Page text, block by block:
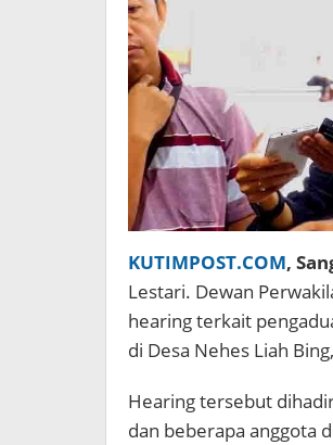
KUTIMPOST.COM,
Lestari. Dewan
hearing terkait
di Desa Nehes Liah
Hearing tersebut
dan beberapa anggota